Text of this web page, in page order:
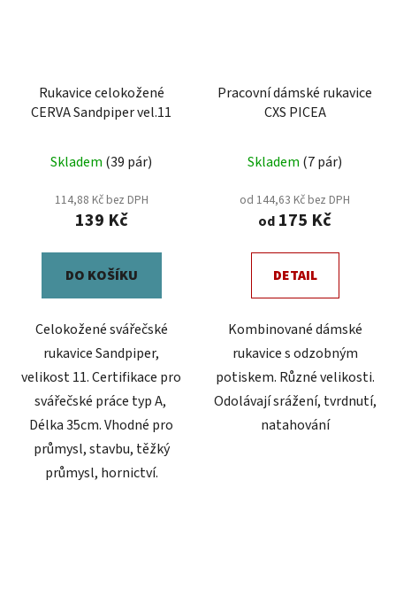
Rukavice celokožené
CERVA Sandpiper vel.11
Skladem (39 pár)
114,88 Kč bez DPH
139 Kč
DO KOŠÍKU
Celokožené svářečské
rukavice Sandpiper,
velikost 11. Certifikace pro
svářečské práce typ A,
Délka 35cm. Vhodné pro
průmysl, stavbu, těžký
průmysl, hornictví.
Pracovní dámské rukavice
CXS PICEA
Skladem (7 pár)
od 144,63 Kč bez DPH
od 175 Kč
DETAIL
Kombinované dámské
rukavice s odzobným
potiskem. Různé velikosti.
Odolávají srážení, tvrdnutí,
natahování